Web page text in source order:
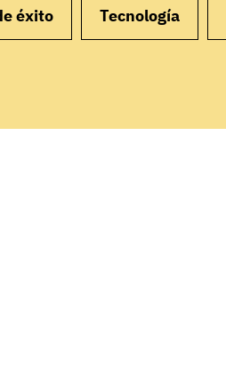
éxito Tecnología